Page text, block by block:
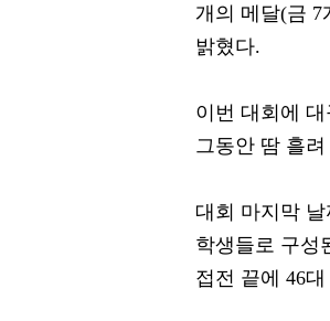
개의 메달(금 7
밝혔다.
이번 대회에
그동안 땀 흘
대회 마지막
학생들로 구성
접전 끝에 46